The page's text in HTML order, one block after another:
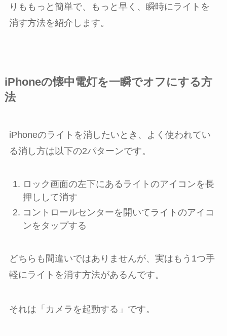
りももっと簡単で、もっと早く、瞬時にライトを
消す方法を紹介します。
iPhoneの懐中電灯を一瞬でオフにする方
法
iPhoneのライトを消したいとき、よく使われてい
る消し方は以下の2パターンです。
ロック画面の左下にあるライトのアイコンを長
押しして消す
コントロールセンターを開いてライトのアイコ
ンをタップする
どちらも間違いではありませんが、実はもう1つ手
軽にライトを消す方法があるんです。
それは「カメラを起動する」です。